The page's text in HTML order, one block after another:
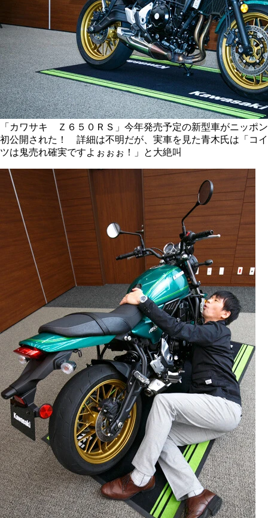
「カワサキ Ｚ６５０ＲＳ」今年発売予定の新型車がニッポン
初公開された！ 詳細は不明だが、実車を見た青木氏は「コイ
ツは鬼売れ確実ですよぉぉぉ！」と大絶叫